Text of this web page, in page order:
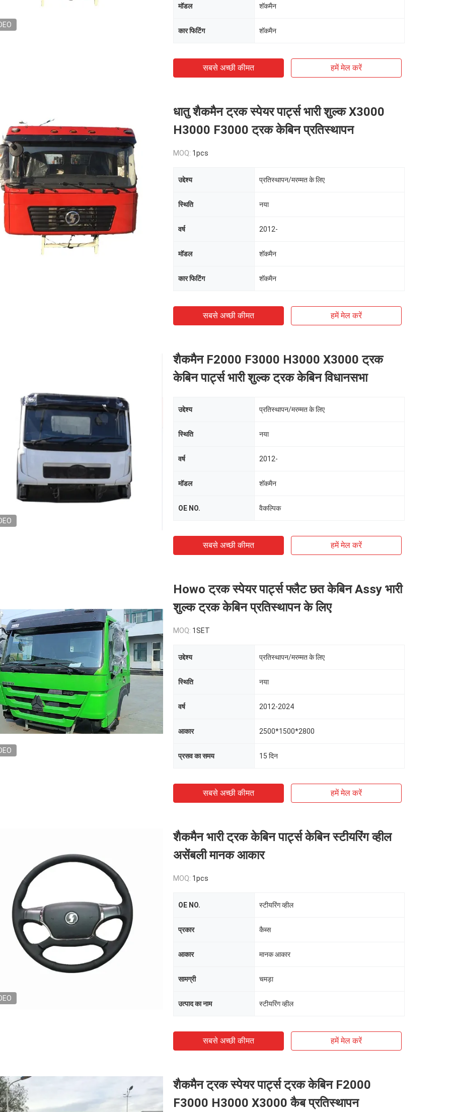
मॉडल शॅकमैन
कार फिटिंग शॅकमैन
सबसे अच्छी कीमत हमें मेल करें
धातु शैकमैन ट्रक स्पेयर पार्ट्स भारी शुल्क X3000
H3000 F3000 ट्रक केबिन प्रतिस्थापन
MOQ: 1pcs
उद्देश्य प्रतिस्थापन/मरम्मत के लिए
स्थिति नया
वर्ष 2012-
मॉडल शॅकमैन
कार फिटिंग शॅकमैन
सबसे अच्छी कीमत हमें मेल करें
शैकमैन F2000 F3000 H3000 X3000 ट्रक
केबिन पार्ट्स भारी शुल्क ट्रक केबिन विधानसभा
उद्देश्य प्रतिस्थापन/मरम्मत के लिए
स्थिति नया
वर्ष 2012-
मॉडल शॅकमैन
OE NO. वैकल्पिक
सबसे अच्छी कीमत हमें मेल करें
Howo ट्रक स्पेयर पार्ट्स फ्लैट छत केबिन Assy भारी
शुल्क ट्रक केबिन प्रतिस्थापन के लिए
MOQ: 1SET
उद्देश्य प्रतिस्थापन/मरम्मत के लिए
स्थिति नया
वर्ष 2012-2024
आकार 2500*1500*2800
प्रसव का समय 15 दिन
सबसे अच्छी कीमत हमें मेल करें
शैकमैन भारी ट्रक केबिन पार्ट्स केबिन स्टीयरिंग व्हील
असेंबली मानक आकार
MOQ: 1pcs
OE NO. स्टीयरिंग व्हील
प्रकार कैब्स
आकार मानक आकार
सामग्री चमड़ा
उत्पाद का नाम स्टीयरिंग व्हील
सबसे अच्छी कीमत हमें मेल करें
शैकमैन ट्रक स्पेयर पार्ट्स ट्रक केबिन F2000
F3000 H3000 X3000 कैब प्रतिस्थापन